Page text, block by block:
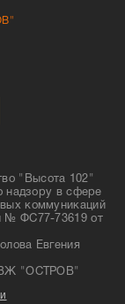
"Высота 102"
надзору в сфере
коммуникаций
№ ФС77-73619 от
Евгения
"ОСТРОВ"